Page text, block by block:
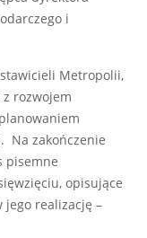
i
Metropolii,
rozwojem
Na zakończenie
pisemne
opisujące
jego realizację –